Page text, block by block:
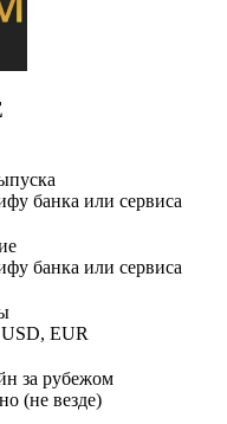
банка или сервиса
банка или сервиса
EUR
за рубежом
(не везде)